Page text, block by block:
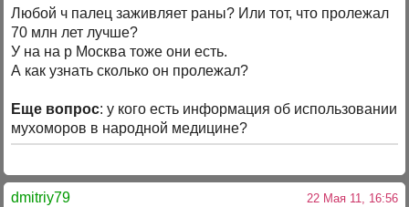
Любой ч палец заживляет раны? Или тот, что пролежал
70 млн лет лучше?
У на на р Москва тоже они есть.
А как узнать сколько он пролежал?
Еще вопрос: у кого есть информация об использовании
мухоморов в народной медицине?
dmitriy79 22 Мая 11, 16:56